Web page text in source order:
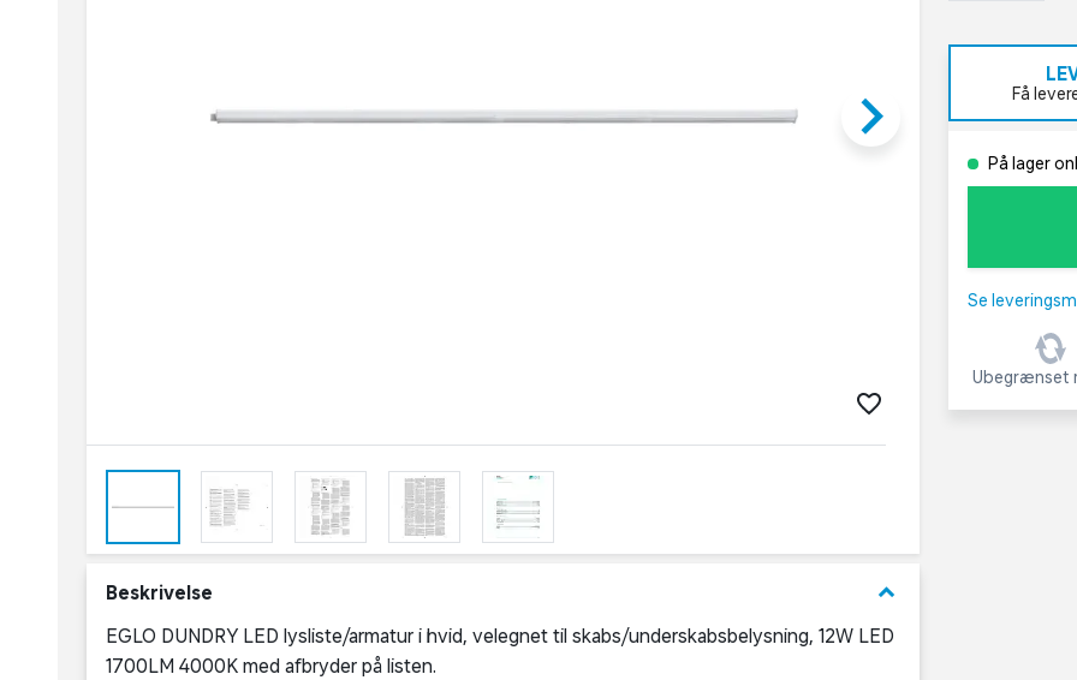
keyboard_arrow_right
Beskrivelse keyboard_arrow_down
EGLO DUNDRY LED lysliste/armatur i hvid, velegnet til skabs/underskabsbelysning, 12W LED
1700LM 4000K med afbryder på listen.
Få
På lager
Se
Ubegrænset